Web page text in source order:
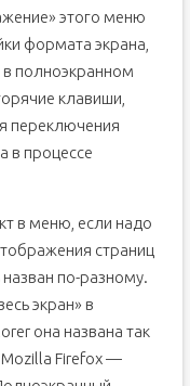
этого меню
формата экрана,
в полноэкранном
клавиши,
переключения
в процессе
в меню, если надо
страниц
по-разному.
экран» в
она названа так
Firefox —